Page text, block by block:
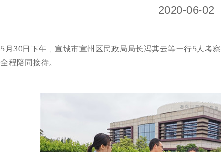
2020-06-02
5月30日下午，宣城市宣州区民政局局长冯其云等一行5人考
全程陪同接待。